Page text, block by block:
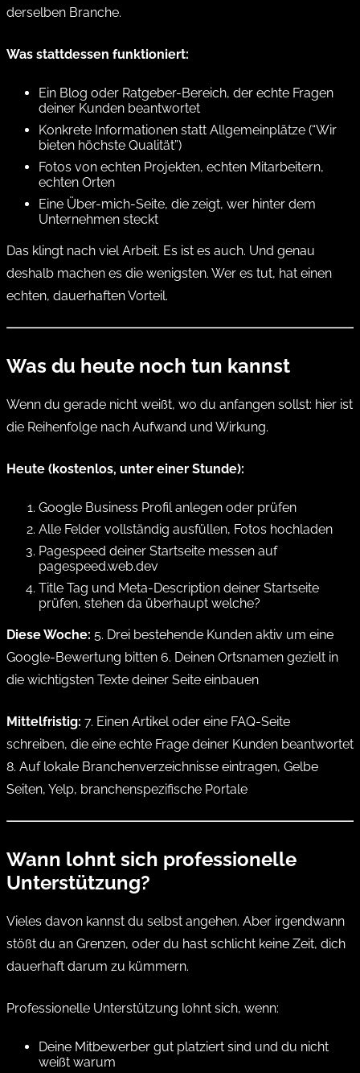
derselben Branche.
Was stattdessen funktioniert:
Ein Blog oder Ratgeber-Bereich, der echte Fragen
deiner Kunden beantwortet
Konkrete Informationen statt Allgemeinplätze (“Wir
bieten höchste Qualität”)
Fotos von echten Projekten, echten Mitarbeitern,
echten Orten
Eine Über-mich-Seite, die zeigt, wer hinter dem
Unternehmen steckt
Das klingt nach viel Arbeit. Es ist es auch. Und genau
deshalb machen es die wenigsten. Wer es tut, hat einen
echten, dauerhaften Vorteil.
Was du heute noch tun kannst
Wenn du gerade nicht weißt, wo du anfangen sollst: hier ist
die Reihenfolge nach Aufwand und Wirkung.
Heute (kostenlos, unter einer Stunde):
Google Business Profil anlegen oder prüfen
Alle Felder vollständig ausfüllen, Fotos hochladen
Pagespeed deiner Startseite messen auf
pagespeed.web.dev
Title Tag und Meta-Description deiner Startseite
prüfen, stehen da überhaupt welche?
Diese Woche: 5. Drei bestehende Kunden aktiv um eine
Google-Bewertung bitten 6. Deinen Ortsnamen gezielt in
die wichtigsten Texte deiner Seite einbauen
Mittelfristig: 7. Einen Artikel oder eine FAQ-Seite
schreiben, die eine echte Frage deiner Kunden beantwortet
8. Auf lokale Branchenverzeichnisse eintragen, Gelbe
Seiten, Yelp, branchenspezifische Portale
Wann lohnt sich professionelle
Unterstützung?
Vieles davon kannst du selbst angehen. Aber irgendwann
stößt du an Grenzen, oder du hast schlicht keine Zeit, dich
dauerhaft darum zu kümmern.
Professionelle Unterstützung lohnt sich, wenn:
Deine Mitbewerber gut platziert sind und du nicht
weißt warum